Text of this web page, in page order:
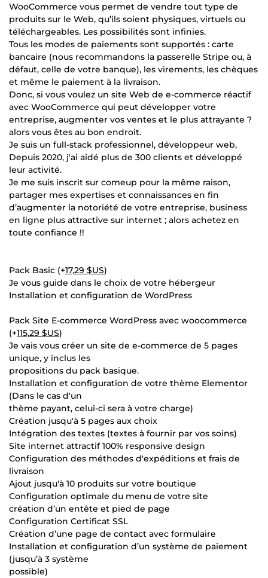
WooCommerce vous permet de vendre tout type de
produits sur le Web, qu’ils soient physiques, virtuels ou
téléchargeables. Les possibilités sont infinies.
Tous les modes de paiements sont supportés : carte
bancaire (nous recommandons la passerelle Stripe ou, à
défaut, celle de votre banque), les virements, les chèques
et même le paiement à la livraison.
Donc, si vous voulez un site Web de e-commerce réactif
avec WooCommerce qui peut développer votre
entreprise, augmenter vos ventes et le plus attrayante ?
alors vous êtes au bon endroit.
Je suis un full-stack professionnel, développeur web,
Depuis 2020, j'ai aidé plus de 300 clients et développé
leur activité.
Je me suis inscrit sur comeup pour la même raison,
partager mes expertises et connaissances en fin
d’augmenter la notoriété de votre entreprise, business
en ligne plus attractive sur internet ; alors achetez en
toute confiance !!
Pack Basic (+17,29 $US)
Je vous guide dans le choix de votre hébergeur
Installation et configuration de WordPress
Pack Site E-commerce WordPress avec woocommerce
(+115,29 $US)
Je vais vous créer un site de e-commerce de 5 pages
unique, y inclus les
propositions du pack basique.
Installation et configuration de votre thème Elementor
(Dans le cas d'un
thème payant, celui-ci sera à votre charge)
Création jusqu'à 5 pages aux choix
Intégration des textes (textes à fournir par vos soins)
Site internet attractif 100% responsive design
Configuration des méthodes d'expéditions et frais de
livraison
Ajout jusqu'à 10 produits sur votre boutique
Configuration optimale du menu de votre site
création d’un entête et pied de page
Configuration Certificat SSL
Création d’une page de contact avec formulaire
Installation et configuration d’un système de paiement
(jusqu’à 3 système
possible)